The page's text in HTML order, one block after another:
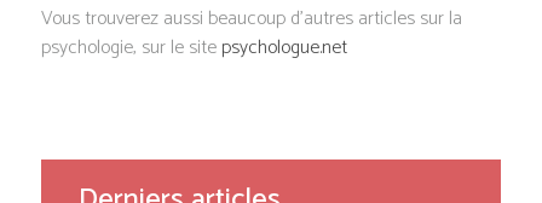
Vous trouverez aussi beaucoup d’autres articles sur la
psychologie, sur le sitepsychologue.net